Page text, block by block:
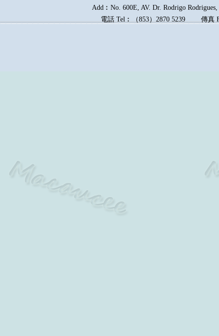
Add︰No. 600E, AV. Dr. Rodrigo
電話 Tel︰（853）2870 5239傳真